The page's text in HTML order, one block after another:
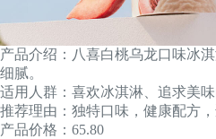
产品介绍：八喜白桃乌龙口味冰
细腻。
适用人群：喜欢冰淇淋、追求美味
推荐理由：独特口味，健康配方，
产品价格：65.80